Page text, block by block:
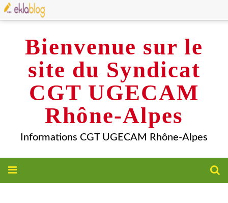
Bienvenue sur le
site du Syndicat
CGT UGECAM
Rhône-Alpes
Informations CGT UGECAM Rhône-Alpes